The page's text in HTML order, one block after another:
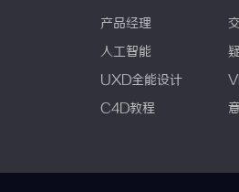
产品经理
人工智能
UXD全能设计
C4D教程